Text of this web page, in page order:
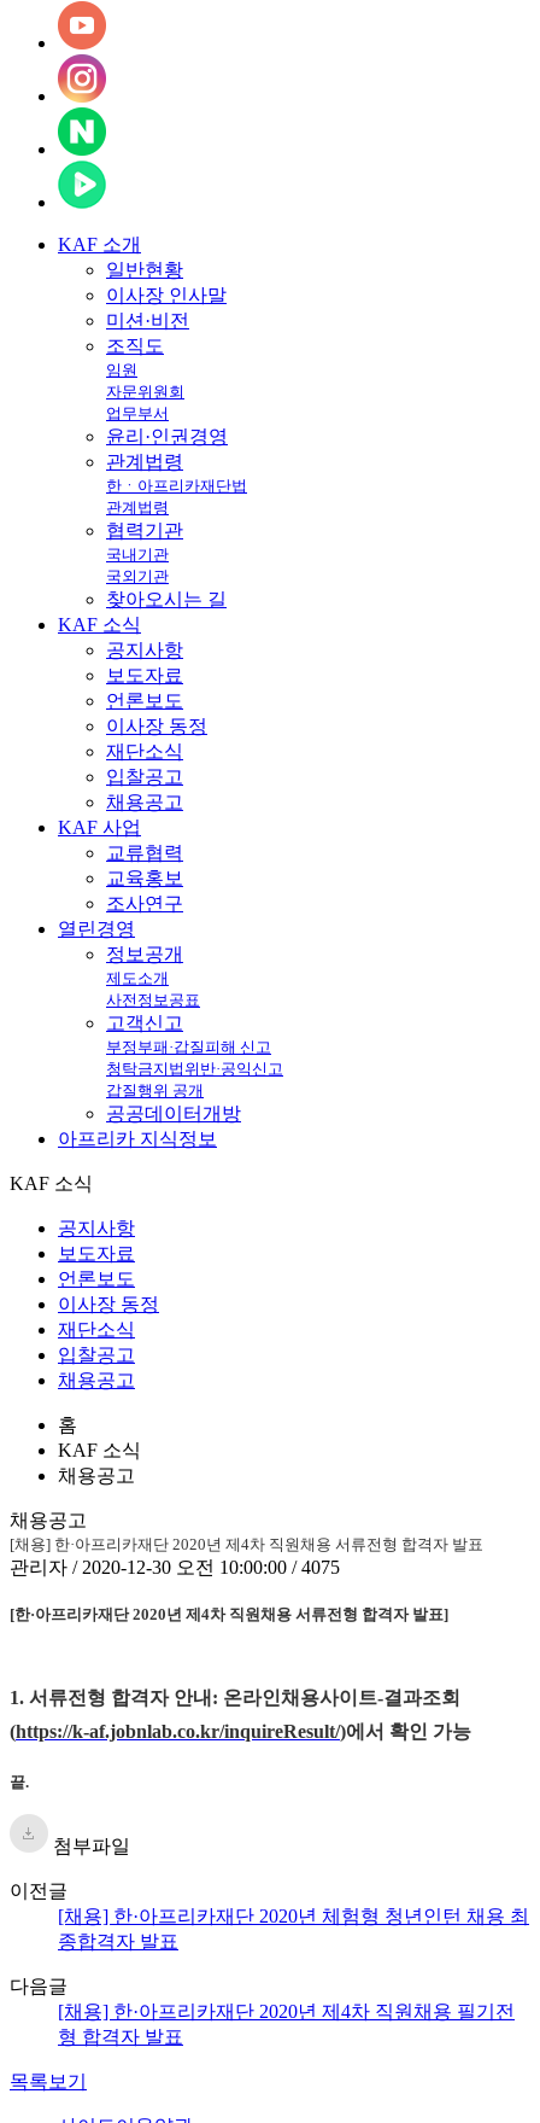
KAF 소개
일반현황
이사장 인사말
미션·비전
조직도
임원
자문위원회
업무부서
윤리·인권경영
관계법령
한ㆍ아프리카재단법
관계법령
협력기관
국내기관
국외기관
찾아오시는 길
KAF 소식
공지사항
보도자료
언론보도
이사장 동정
재단소식
입찰공고
채용공고
KAF 사업
교류협력
교육홍보
조사연구
열린경영
정보공개
제도소개
사전정보공표
고객신고
부정부패·갑질피해 신고
청탁금지법위반·공익신고
갑질행위 공개
공공데이터개방
아프리카 지식정보
KAF 소식
공지사항
보도자료
언론보도
이사장 동정
재단소식
입찰공고
채용공고
홈
KAF 소식
채용공고
채용공고
[채용] 한·아프리카재단 2020년 제4차 직원채용 서류전형 합격자 발표
관리자 / 2020-12-30 오전 10:00:00 / 4075
[한·아프리카재단 2020년 제4차 직원채용 서류전형 합격자 발표]
1. 서류전형 합격자 안내: 온라인채용사이트-결과조회
(https://k-af.jobnlab.co.kr/inquireResult/)에서 확인 가능
끝.
첨부파일
이전글
[채용] 한·아프리카재단 2020년 체험형 청년인턴 채용 최
종합격자 발표
다음글
[채용] 한·아프리카재단 2020년 제4차 직원채용 필기전
형 합격자 발표
목록보기